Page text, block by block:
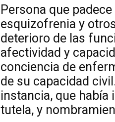
Persona que
esquizofrenia y
deterioro de las
afectividad y
conciencia de
de su capacidad
instancia, que había
tutela, y